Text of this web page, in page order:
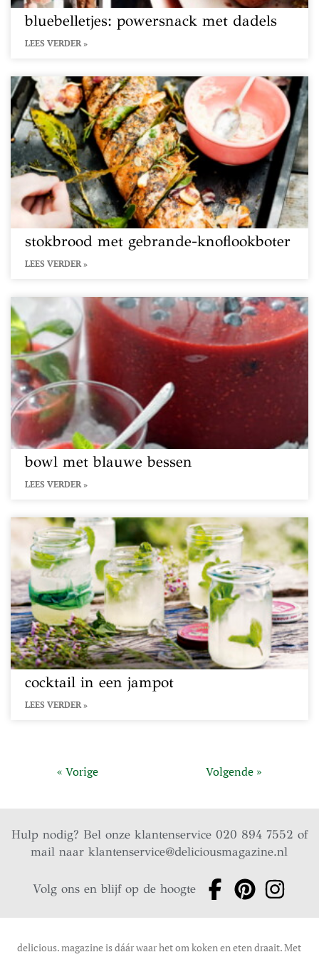
bluebelletjes: powersnack met dadels
LEES VERDER »
stokbrood met gebrande-knoflookboter
LEES VERDER »
bowl met blauwe bessen
LEES VERDER »
cocktail in een jampot
LEES VERDER »
« Vorige Volgende »
Hulp nodig? Bel onze klantenservice 020 894 7552 of
mail naarklantenservice@deliciousmagazine.nl
Volg ons en blijf op de hoogte
delicious. magazine is dáár waar het om koken en eten draait. Met